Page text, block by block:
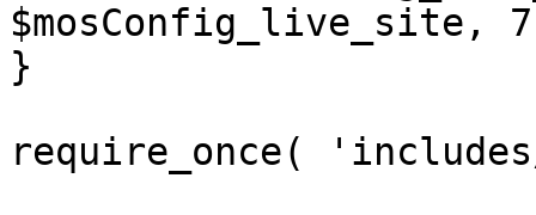
$mosConfig_live_site,
}
require_once(